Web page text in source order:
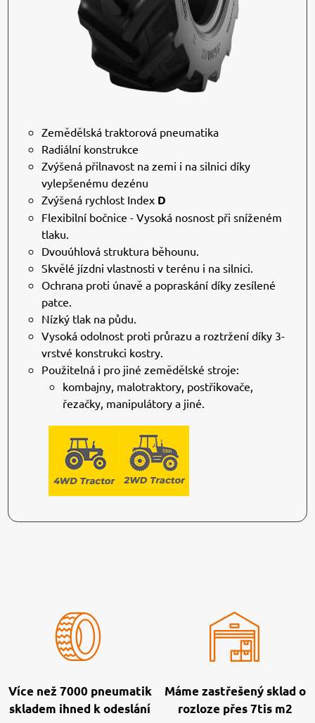
Zemědělská traktorová pneumatika
Radiální konstrukce
Zvýšená přilnavost na zemi i na silnici díky
vylepšenému dezénu
Zvýšená rychlost Index D
Flexibilní bočnice - Vysoká nosnost při sníženém
tlaku.
Dvouúhlová struktura běhounu.
Skvělé jízdni vlastnosti v terénu i na silnici.
Ochrana proti únavě a popraskání díky zesílené
patce.
Nízký tlak na půdu.
Vysoká odolnost proti průrazu a roztržení díky 3-
vrstvé konstrukci kostry.
Použitelná i pro jiné zemědělské stroje:
kombajny, malotraktory, postřikovače,
řezačky, manipulátory a jiné.
Více než 7000 pneumatik
skladem ihned k odeslání
Máme zastřešený sklad o
rozloze přes 7tis m2